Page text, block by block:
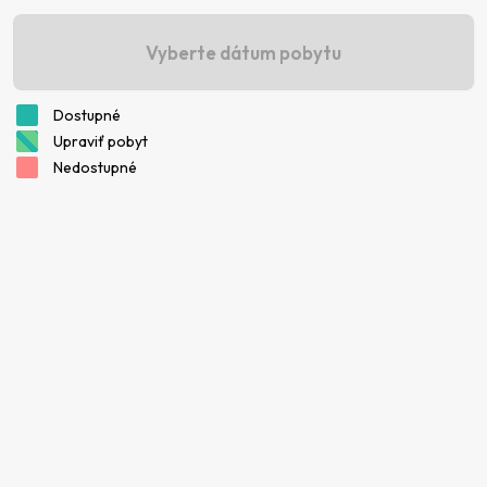
Vyberte dátum pobytu
Dostupné
Upraviť pobyt
Nedostupné